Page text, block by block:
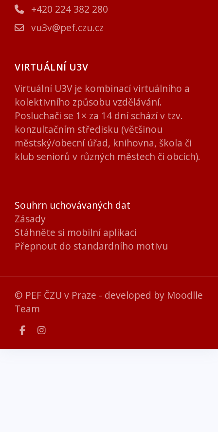
+420 224 382 280
vu3v@pef.czu.cz
VIRTUÁLNÍ U3V
Virtuální U3V je kombinací virtuálního a
kolektivního způsobu vzdělávání.
Posluchači se 1× za 14 dní schází v tzv.
konzultačním středisku (většinou
městský/obecní úřad, knihovna, škola či
klub seniorů v různých městech či obcích).
Souhrn uchovávaných dat
Zásady
Stáhněte si mobilní aplikaci
Přepnout do standardního motivu
© PEF ČZU v Praze - developed by Moodlle
Team